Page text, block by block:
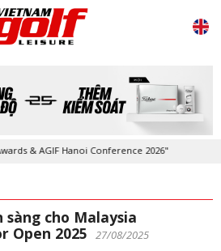
AGIF Hanoi Conference 2026"
cho Malaysia
Open 2025
27/08/2025